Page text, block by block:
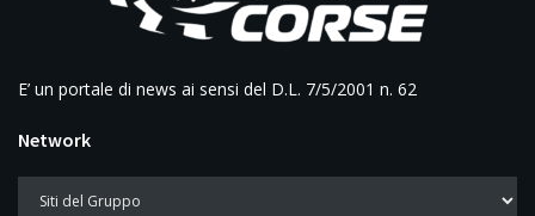
E’ un portale di news ai sensi del D.L. 7/5/2001 n. 62
Network